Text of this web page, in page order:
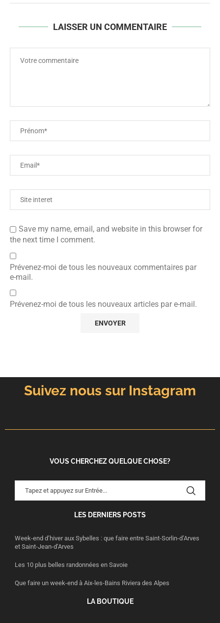
LAISSER UN COMMENTAIRE
Save my name, email, and website in this browser for
the next time I comment.
Prévenez-moi de tous les nouveaux commentaires par
e-mail.
Prévenez-moi de tous les nouveaux articles par e-mail.
Suivez nous sur Instagram
VOUS CHERCHEZ QUELQUE CHOSE?
LES DERNIERS POSTS
Week-end d’hiver aux Sybelles : que faire entre Saint-Sorlin-d’Arves
et Saint-Jean-d’Arves
Les 10 plus belles randonnées en Savoie
Que faire un week-end à Aix-les-Bains Riviera des Alpes
LA BOUTIQUE